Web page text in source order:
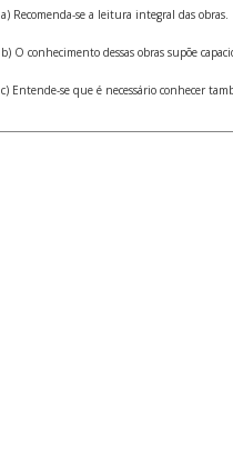
a) Recomenda-se a leitura integral das obras.
b) O conhecimento dessas obras supõe
c) Entende-se que é necessário conhecer